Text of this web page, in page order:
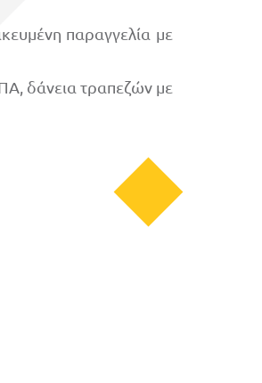
παραγγελία με
δάνεια τραπεζών με